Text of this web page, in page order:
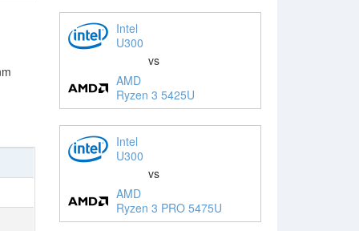
Intel
U300
vs
AMD
Ryzen 3 5425U
Intel
U300
vs
AMD
Ryzen 3 PRO 5475U